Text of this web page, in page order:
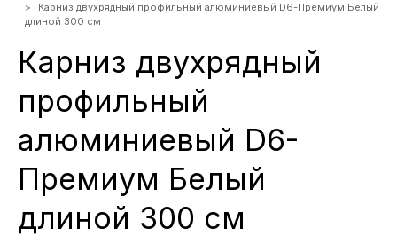
Карниз двухрядный профильный алюминиевый D6-Премиум Белый
длиной 300 см
Карниз двухрядный
профильный
алюминиевый D6-
Премиум Белый
длиной 300 см